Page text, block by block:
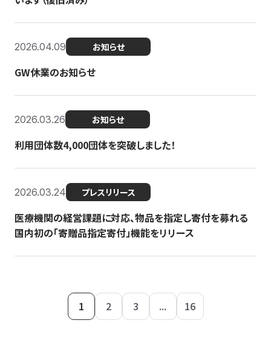
2026.04.09 お知らせ
GW休業のお知らせ
2026.03.26 お知らせ
利用団体数4,000団体を突破しました！
2026.03.24 プレスリリース
医療機関の経営課題に対応、物品を指定し寄付を募れる
国内初の「寄贈品指定寄付」機能をリリース
1 2 3 ... 16